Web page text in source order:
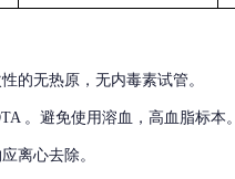
的无热原，无内毒素试管。
。避免使用溶血，高血脂标本。
离心去除。